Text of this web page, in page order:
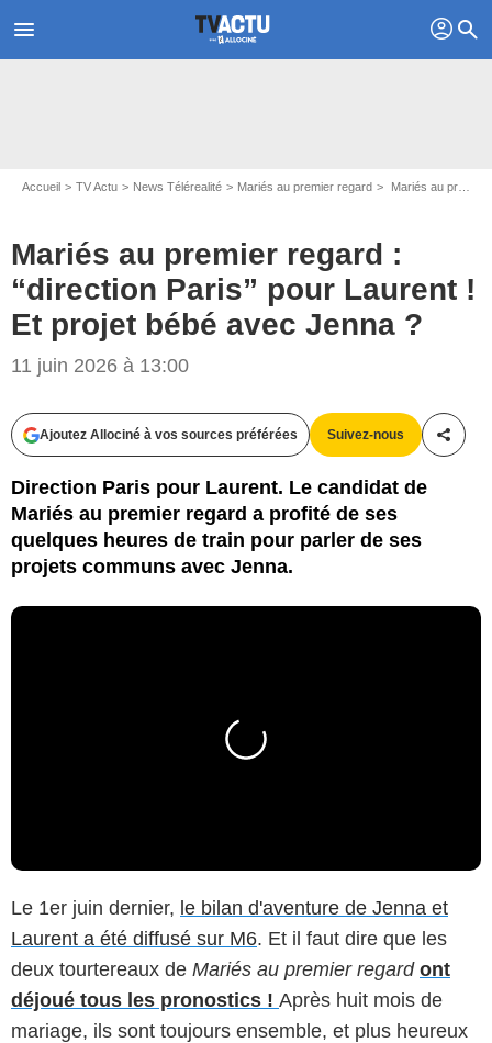
menu profil search
Accueil TV Actu News Télérealité Mariés au premier regard Mariés au premier regard : “direction Paris” pour Laurent ! Et projet bébé avec Jenna ?
Mariés au premier regard :
“direction Paris” pour Laurent !
Et projet bébé avec Jenna ?
11 juin 2026 à 13:00
Ajoutez Allociné à vos sources préférées Suivez-nous
Direction Paris pour Laurent. Le candidat de
Mariés au premier regard a profité de ses
quelques heures de train pour parler de ses
projets communs avec Jenna.
Le 1er juin dernier, le bilan d'aventure de Jenna et
Laurent a été diffusé sur M6. Et il faut dire que les
deux tourtereaux de Mariés au premier regard ont
déjoué tous les pronostics ! Après huit mois de
mariage, ils sont toujours ensemble, et plus heureux